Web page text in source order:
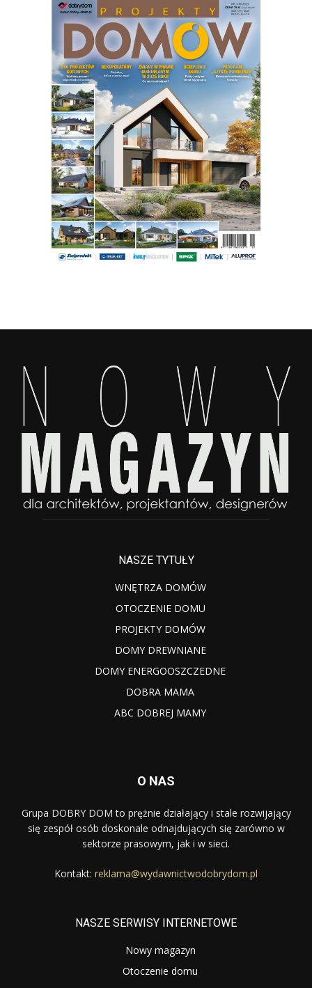
NASZE TYTUŁY
WNĘTRZA DOMÓW
OTOCZENIE DOMU
PROJEKTY DOMÓW
DOMY DREWNIANE
DOMY ENERGOOSZCZEDNE
DOBRA MAMA
ABC DOBREJ MAMY
O NAS
Grupa DOBRY DOM to prężnie działający i stale rozwijający
się zespół osób doskonale odnajdujących się zarówno w
sektorze prasowym, jak i w sieci.
Kontakt: reklama@wydawnictwodobrydom.pl
NASZE SERWISY INTERNETOWE
Nowy magazyn
Otoczenie domu